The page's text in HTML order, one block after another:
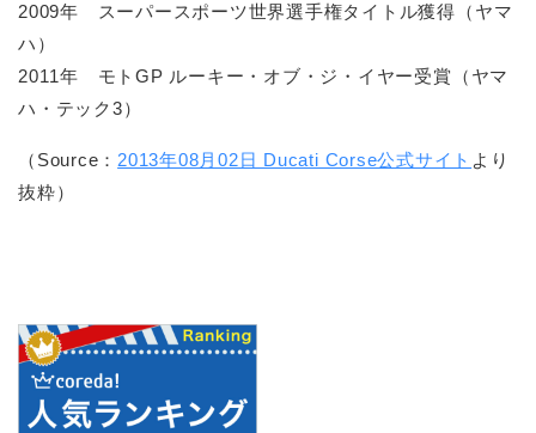
2009年 スーパースポーツ世界選手権タイトル獲得（ヤマ
ハ）
2011年 モトGP ルーキー・オブ・ジ・イヤー受賞（ヤマ
ハ・テック3）
（Source： 2013年08月02日 Ducati Corse公式サイト より
抜粋）